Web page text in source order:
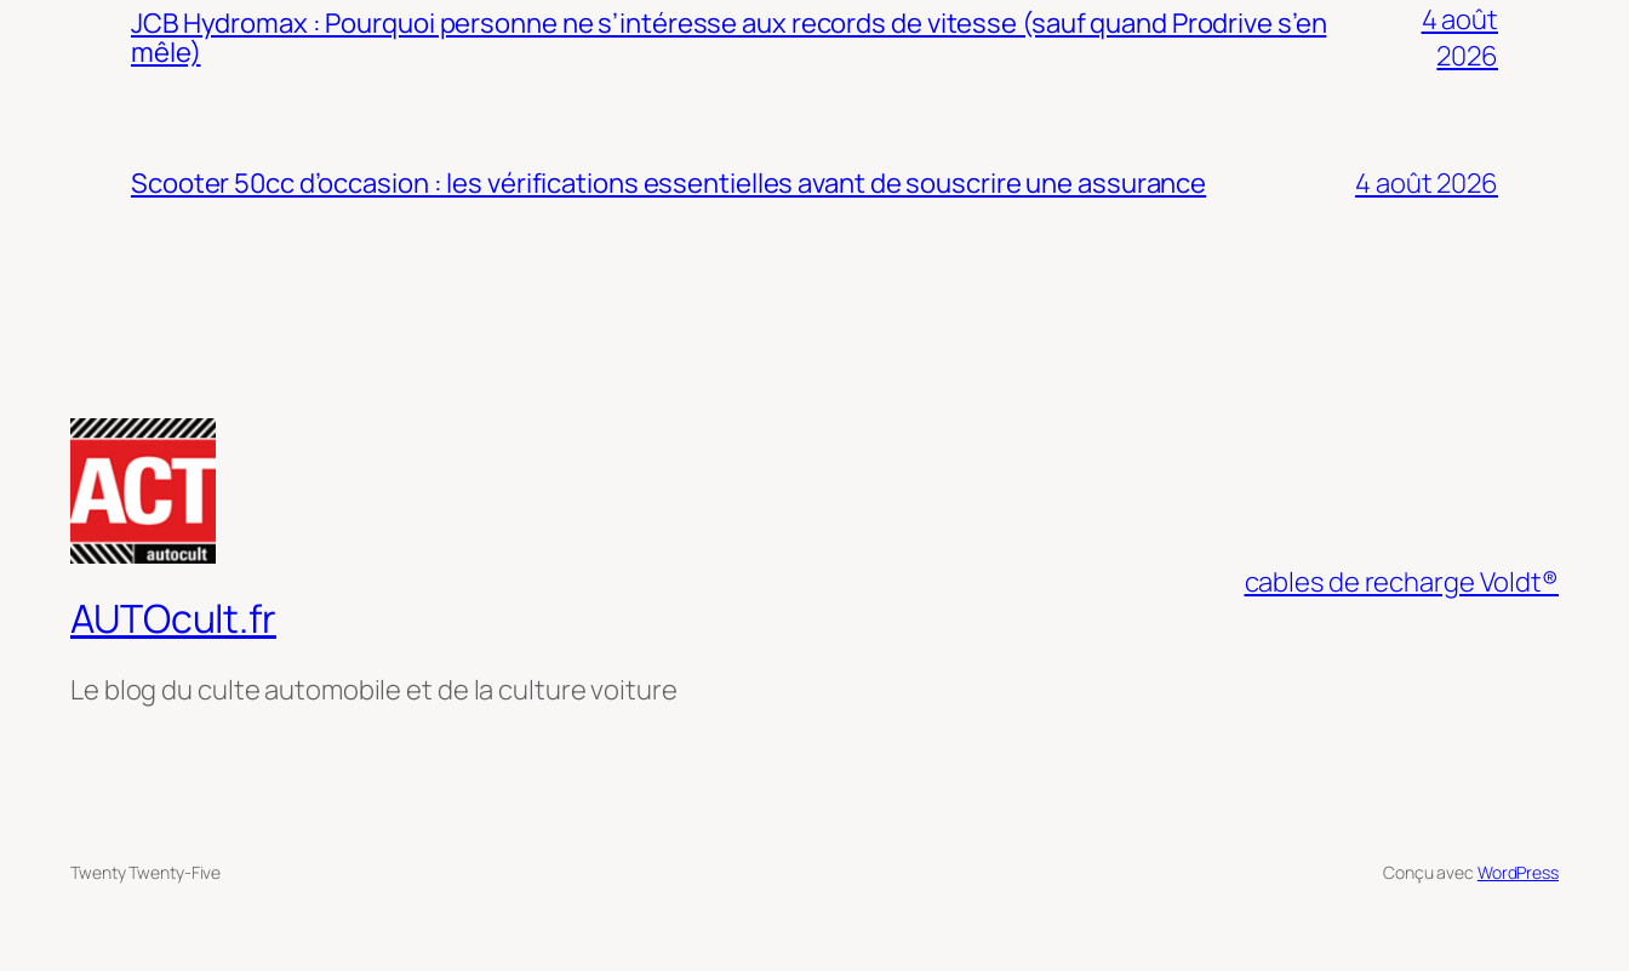
JCB Hydromax : Pourquoi personne ne s’intéresse aux records de vitesse (sauf quand Prodrive s’en
mêle)
4 août
2026
Scooter 50cc d’occasion : les vérifications essentielles avant de souscrire une assurance 4 août 2026
AUTOcult.fr
Le blog du culte automobile et de la culture voiture
cables de recharge Voldt®
Twenty Twenty-Five Conçu avec WordPress